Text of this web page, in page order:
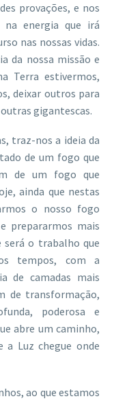
provações, e nos
energia que irá
nas nossas vidas.
da nossa missão e
Terra estivermos,
deixar outros para
gigantescas.
traz-nos a ideia da
de um fogo que
de um fogo que
ainda que nestas
o nosso fogo
prepararmos mais
será o trabalho que
tempos, com a
de camadas mais
de transformação,
poderosa e
abre um caminho,
a Luz chegue onde
ao que estamos